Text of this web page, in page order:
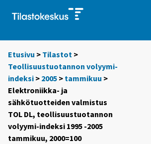
Etusivu > Tilastot >
Teollisuustuotannon volyymi-
indeksi > 2005 > tammikuu >
Elektroniikka- ja
sähkötuotteiden valmistus
TOL DL, teollisuustuotannon
volyymi-indeksi 1995 -2005
tammikuu, 2000=100